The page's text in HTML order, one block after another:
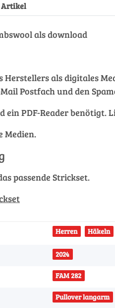
Artikel
als download
als digitales
Postfach und den
PDF-Reader benötigt.
Medien.
passende Strickset.
Herren Häkeln
2024
FAM 282
Pullover langarm